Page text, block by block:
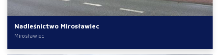
Nadleśnictwo Mirosławiec
Mirosławiec